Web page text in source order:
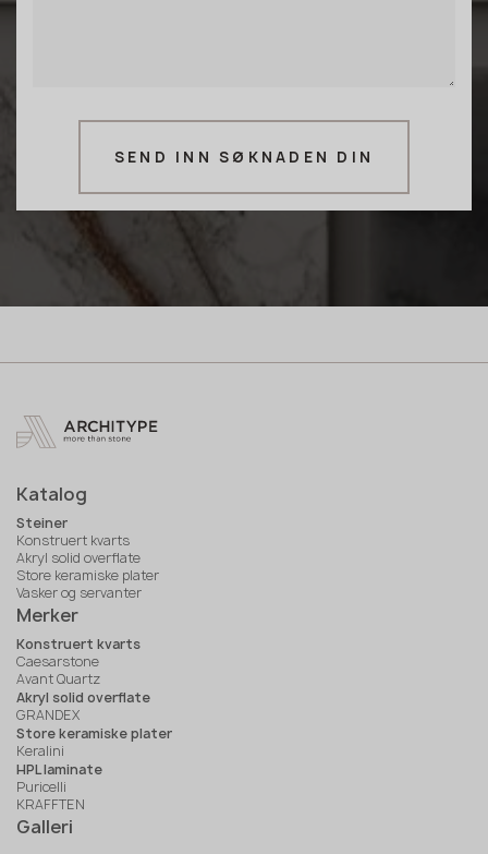
SEND INN SØKNADEN DIN
Katalog
Steiner
Konstruert kvarts
Akryl solid overflate
Store keramiske plater
Vasker og servanter
Merker
Konstruert kvarts
Caesarstone
Avant Quartz
Akryl solid overflate
GRANDEX
Store keramiske plater
Keralini
HPL laminate
Puricelli
KRAFFTEN
Galleri